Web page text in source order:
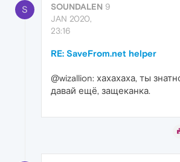
S SOUNDALEN 9
JAN 2020,
23:16
RE: SaveFrom.net helper
@wizallion: хахахаха, ты
давай ещё, защеканка.